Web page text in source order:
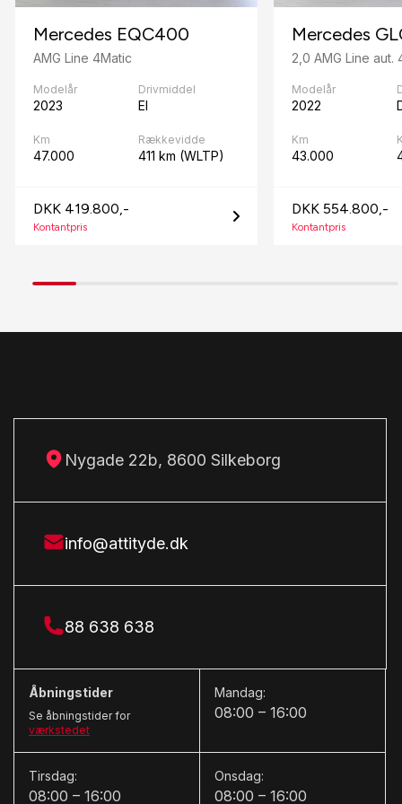
E
El-indstillelige forsæder
El-ruder x4
Elektrisk bagagerum
Imiteret læder
Isofix
Kørecomputer
L
LED kørelys
Læderrat
Mercedes EQC400
AMG Line 4Matic
Modelår
2023
Drivmiddel
El
Km
47.000
Rækkevidde
411 km (WLTP)
DKK 419.800,-
Kontantpris
Mercedes
2,0 AMG Line aut.
Modelår
2022
Km
43.000
DKK 554.800,-
Kontantpris
Nygade 22b, 8600 Silkeborg
info@attityde.dk
88 638 638
Åbningstider
Se åbningstider for
værkstedet
Mandag:
08:00 – 16:00
Tirsdag:
08:00 – 16:00
Onsdag:
08:00 – 16:00